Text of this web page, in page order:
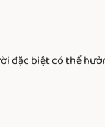
đặc biệt có thể